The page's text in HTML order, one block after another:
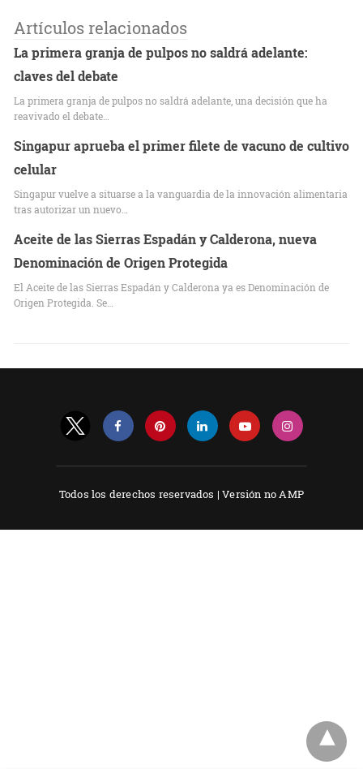
Artículos relacionados
La primera granja de pulpos no saldrá adelante:
claves del debate
La primera granja de pulpos no saldrá adelante, una decisión que ha
reavivado el debate…
Singapur aprueba el primer filete de vacuno de cultivo
celular
Singapur vuelve a situarse a la vanguardia de la innovación alimentaria
tras autorizar un nuevo…
Aceite de las Sierras Espadán y Calderona, nueva
Denominación de Origen Protegida
El Aceite de las Sierras Espadán y Calderona ya es Denominación de
Origen Protegida. Se…
Todos los derechos reservados |Versión no AMP